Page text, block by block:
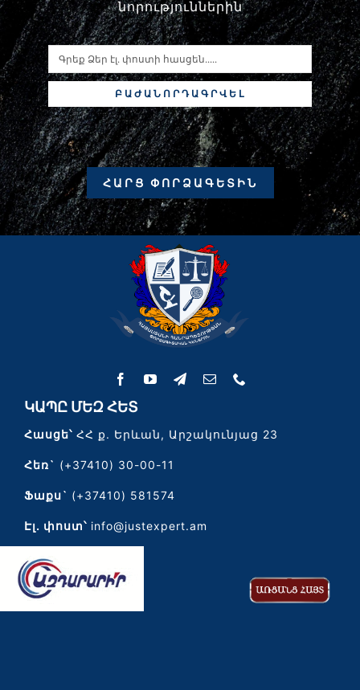
նորություններին
ԲԱԺԱՆՈՐԴԱԳՐՎԵԼ
ՀԱՐՑ ՓՈՐՁԱԳԵՏԻՆ
ԿԱՊԸ ՄԵԶ ՀԵՏ
Հասցե՝ՀՀ ք. Երևան, Արշակունյաց 23
Հեռ` (+37410) 30-00-11
Ֆաքս` (+37410) 581574
Էլ․ փոստ՝ info@justexpert.am